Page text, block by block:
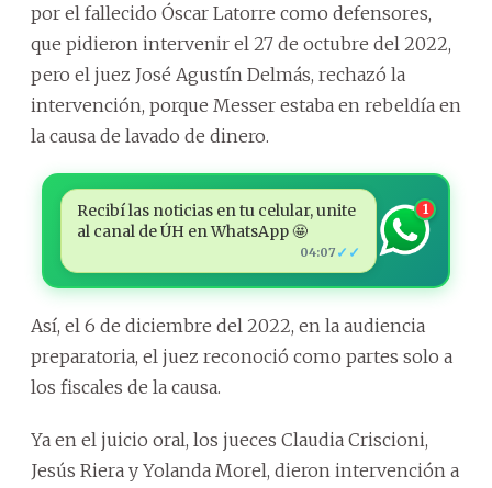
por el fallecido Óscar Latorre como defensores,
que pidieron intervenir el 27 de octubre del 2022,
pero el juez José Agustín Delmás, rechazó la
intervención, porque Messer estaba en rebeldía en
la causa de lavado de dinero.
Recibí las noticias en tu celular, unite
al canal de ÚH en WhatsApp 🤩
04:07 ✓✓
1
Así, el 6 de diciembre del 2022, en la audiencia
preparatoria, el juez reconoció como partes solo a
los fiscales de la causa.
Ya en el juicio oral, los jueces Claudia Criscioni,
Jesús Riera y Yolanda Morel, dieron intervención a